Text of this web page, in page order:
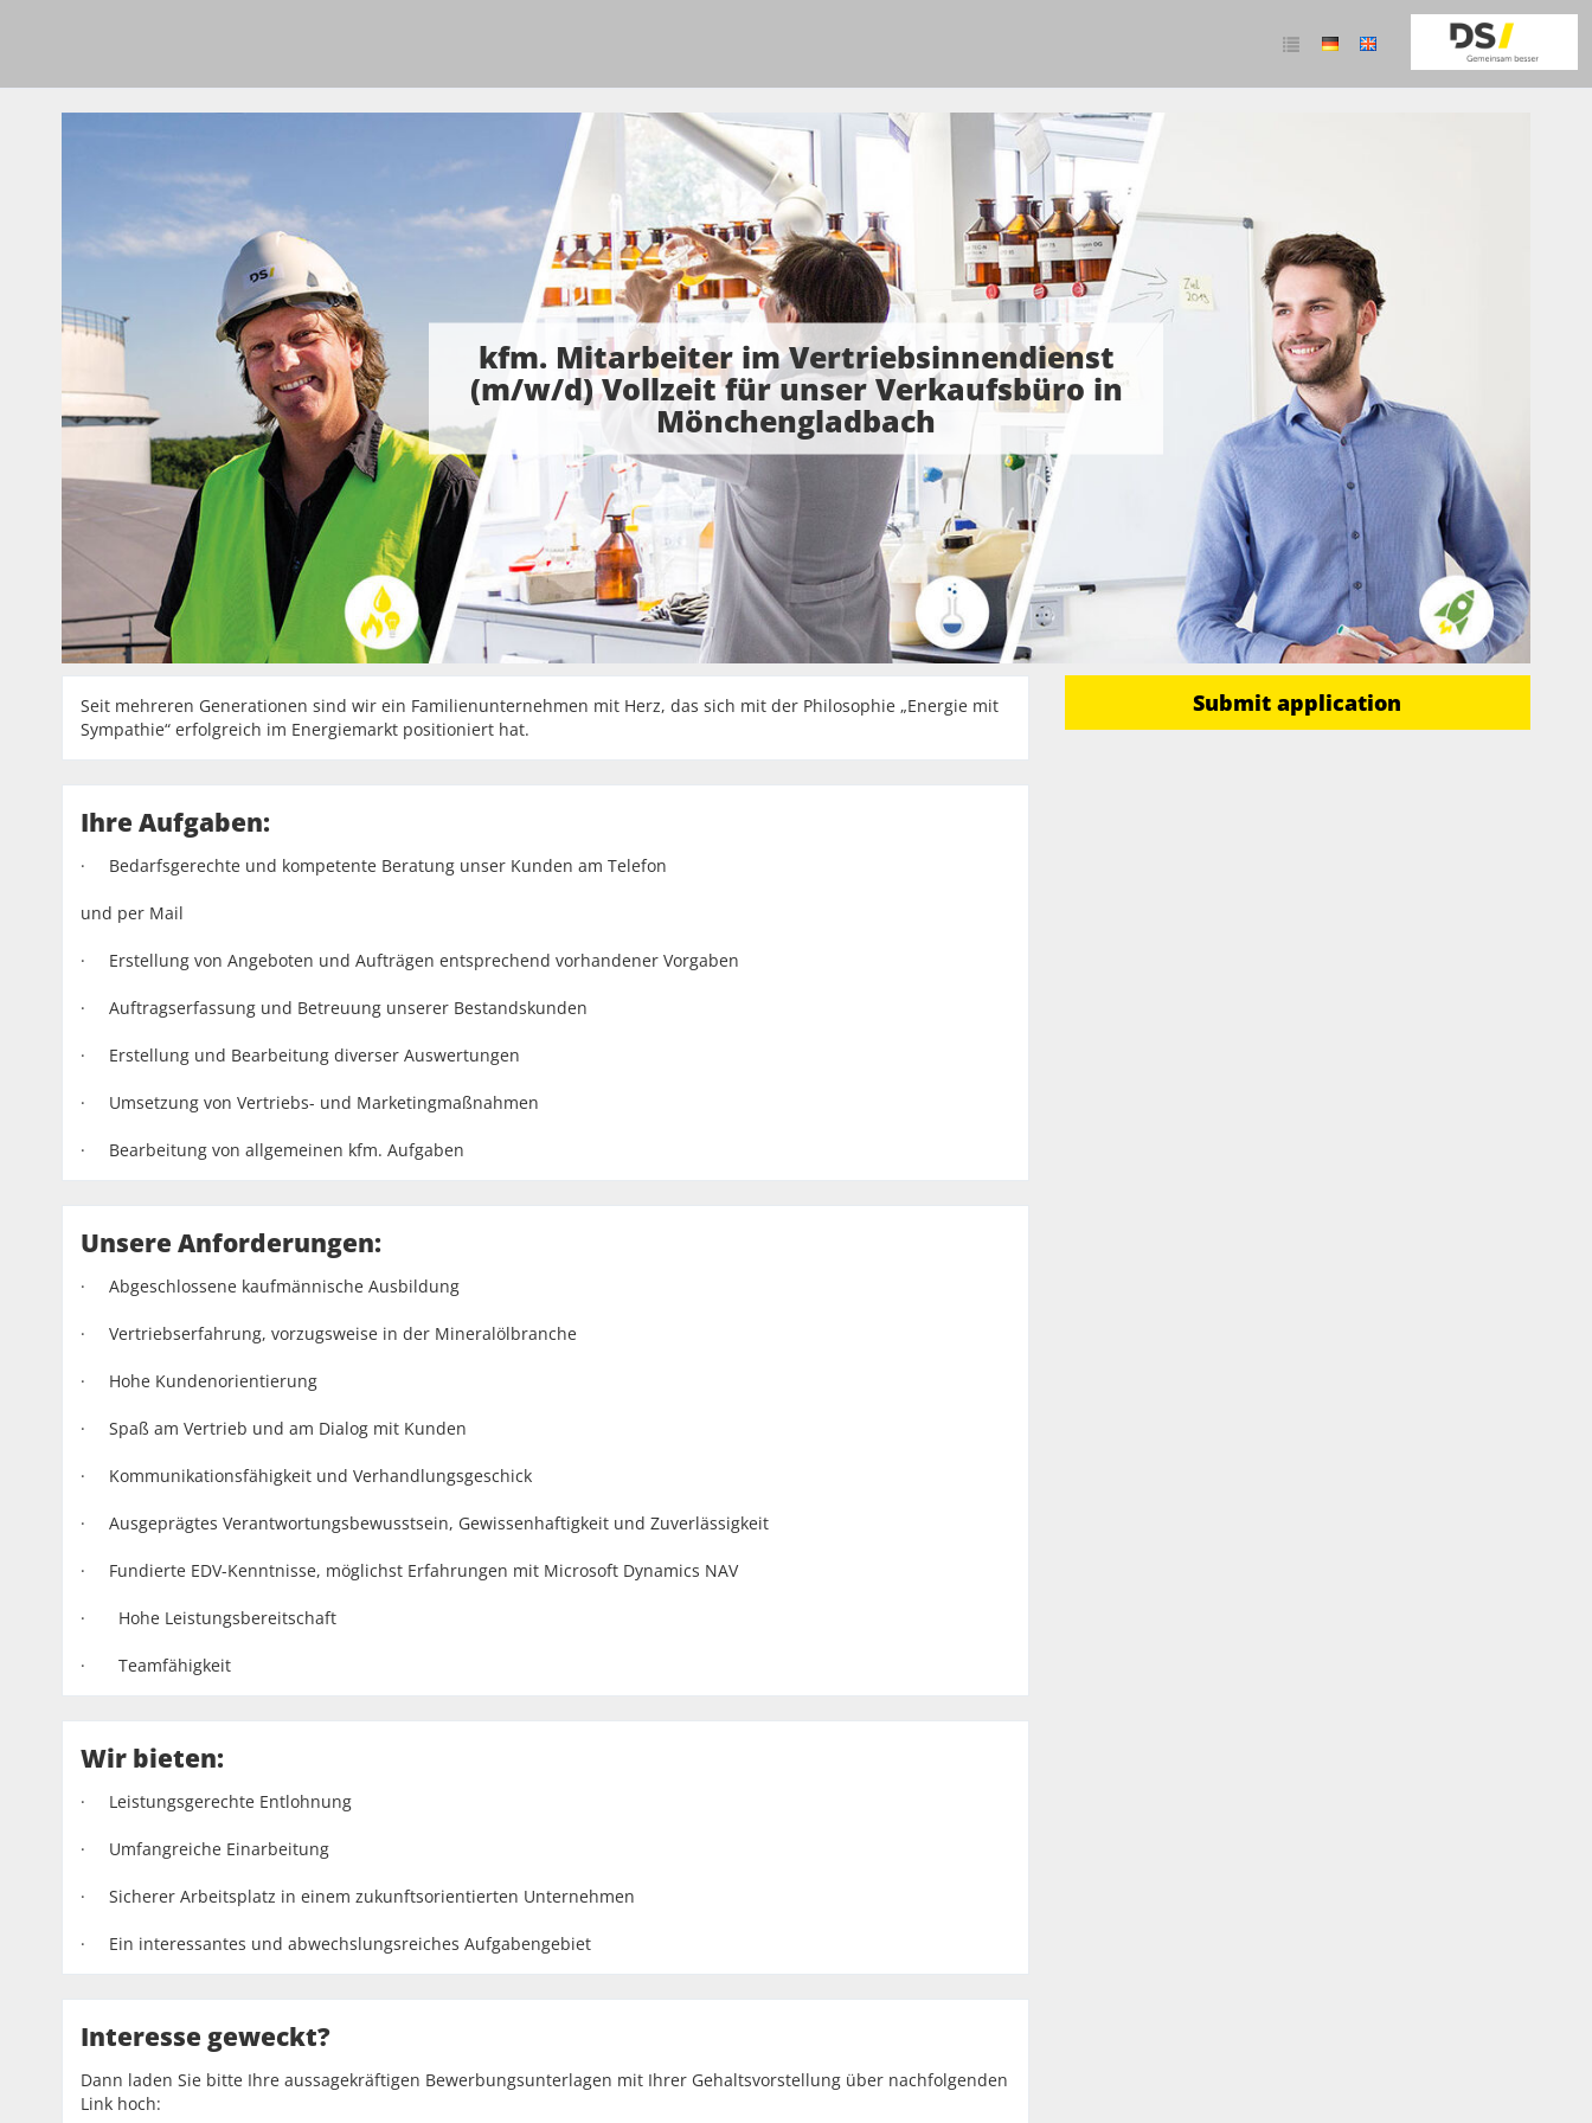
kfm. Mitarbeiter im Vertriebsinnendienst
(m/w/d) Vollzeit für unser Verkaufsbüro in
Mönchengladbach
Seit mehreren Generationen sind wir ein Familienunternehmen mit Herz, das sich mit der Philosophie „Energie mit
Sympathie“ erfolgreich im Energiemarkt positioniert hat.
Ihre Aufgaben:
· Bedarfsgerechte und kompetente Beratung unser Kunden am Telefon
und per Mail
· Erstellung von Angeboten und Aufträgen entsprechend vorhandener Vorgaben
· Auftragserfassung und Betreuung unserer Bestandskunden
· Erstellung und Bearbeitung diverser Auswertungen
· Umsetzung von Vertriebs- und Marketingmaßnahmen
· Bearbeitung von allgemeinen kfm. Aufgaben
Unsere Anforderungen:
· Abgeschlossene kaufmännische Ausbildung
· Vertriebserfahrung, vorzugsweise in der Mineralölbranche
· Hohe Kundenorientierung
· Spaß am Vertrieb und am Dialog mit Kunden
· Kommunikationsfähigkeit und Verhandlungsgeschick
· Ausgeprägtes Verantwortungsbewusstsein, Gewissenhaftigkeit und Zuverlässigkeit
· Fundierte EDV-Kenntnisse, möglichst Erfahrungen mit Microsoft Dynamics NAV
· Hohe Leistungsbereitschaft
· Teamfähigkeit
Wir bieten:
· Leistungsgerechte Entlohnung
· Umfangreiche Einarbeitung
· Sicherer Arbeitsplatz in einem zukunftsorientierten Unternehmen
· Ein interessantes und abwechslungsreiches Aufgabengebiet
Interesse geweckt?
Dann laden Sie bitte Ihre aussagekräftigen Bewerbungsunterlagen mit Ihrer Gehaltsvorstellung über nachfolgenden
Link hoch:
Submit application